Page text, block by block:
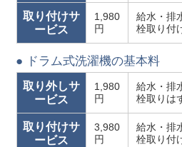
取り付けサ
ービス
1,980
円
給水・排
栓取り付
● ドラム式洗濯機の基本料
取り外しサ
ービス
1,980
円
給水・排
栓取りは
取り付けサ
ービス
3,980
円
給水・排
栓取り付